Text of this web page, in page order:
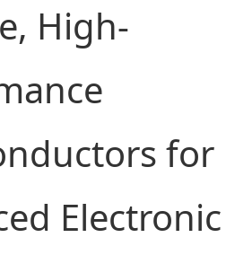
High-
for
Electronic